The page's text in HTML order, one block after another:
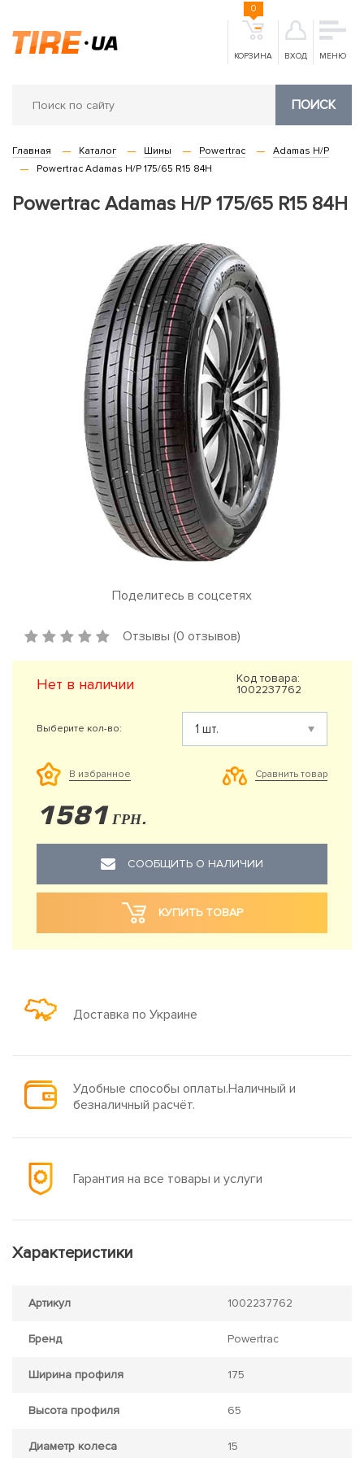
КОРЗИНА
0
ВХОД МЕНЮ
ПОИСК
Главная Каталог Шины Powertrac
Adamas H/P
Powertrac Adamas H/P 175/65 R15 84H
Powertrac Adamas H/P 175/65 R15 84H
Поделитесь в соцсетях
Отзывы (0 отзывов)
Нет в наличии
Код товара:
1002237762
Выберите кол-во:
В избранное Сравнить товар
1581 ГРН.
СООБЩИТЬ О НАЛИЧИИ
КУПИТЬ ТОВАР
Доставка по Украине
Удобные способы оплаты.Наличный и
безналичный расчёт.
Гарантия на все товары и услуги
Характеристики
Артикул 1002237762
Бренд Powertrac
Ширина профиля 175
Высота профиля 65
Диаметр колеса 15